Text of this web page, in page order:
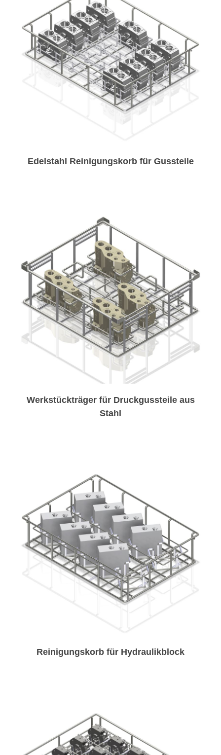
Edelstahl Reinigungskorb für Gussteile
Werkstückträger für Druckgussteile aus
Stahl
Reinigungskorb für Hydraulikblock